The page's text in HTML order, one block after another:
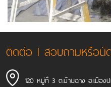
ติดต่อ l สอบถามหรือนั
120 หมู่ที่ 3 ต.บ้านฉาง อ.เมือ